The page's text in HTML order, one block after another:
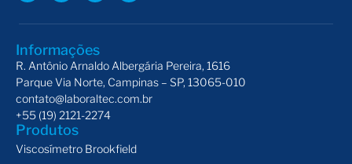
Informações
R. Antônio Arnaldo Albergária Pereira, 1616
Parque Via Norte, Campinas – SP, 13065-010
contato@laboraltec.com.br
+55 (19) 2121-2274
Produtos
Viscosímetro Brookfield